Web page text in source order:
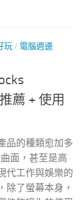
玩/ 電腦週邊
薦 + 使用
品的種類愈加多
面，甚至是高
代工作與娛樂的
除了螢幕本身，